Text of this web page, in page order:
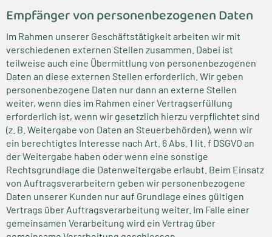
Empfänger von personenbezogenen Daten
Im Rahmen unserer Geschäftstätigkeit arbeiten wir mit
verschiedenen externen Stellen zusammen. Dabei ist
teilweise auch eine Übermittlung von personenbezogenen
Daten an diese externen Stellen erforderlich. Wir geben
personenbezogene Daten nur dann an externe Stellen
weiter, wenn dies im Rahmen einer Vertragserfüllung
erforderlich ist, wenn wir gesetzlich hierzu verpflichtet sind
(z. B. Weitergabe von Daten an Steuerbehörden), wenn wir
ein berechtigtes Interesse nach Art. 6 Abs. 1 lit. f DSGVO an
der Weitergabe haben oder wenn eine sonstige
Rechtsgrundlage die Datenweitergabe erlaubt. Beim Einsatz
von Auftragsverarbeitern geben wir personenbezogene
Daten unserer Kunden nur auf Grundlage eines gültigen
Vertrags über Auftragsverarbeitung weiter. Im Falle einer
gemeinsamen Verarbeitung wird ein Vertrag über